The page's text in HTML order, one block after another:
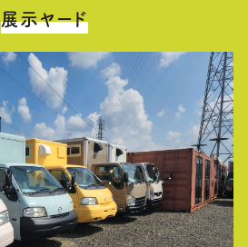
展示ヤード